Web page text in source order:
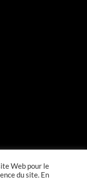
Web pour le
du site. En